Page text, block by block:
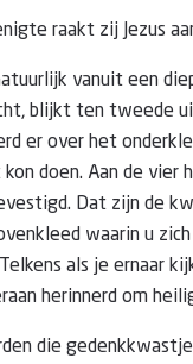
raakt zij Jezus
vanuit een
blijkt ten tweede
er over het
kon doen. Aan de
Dat zijn de
waarin u
als je ernaar
herinnerd om
die